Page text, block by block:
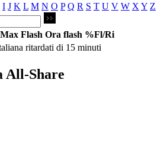
I J K L M N O P Q R S T U V W X Y Z
Max Flash Ora flash %Fl/Ri
ritardati di 15 minuti
All-Share